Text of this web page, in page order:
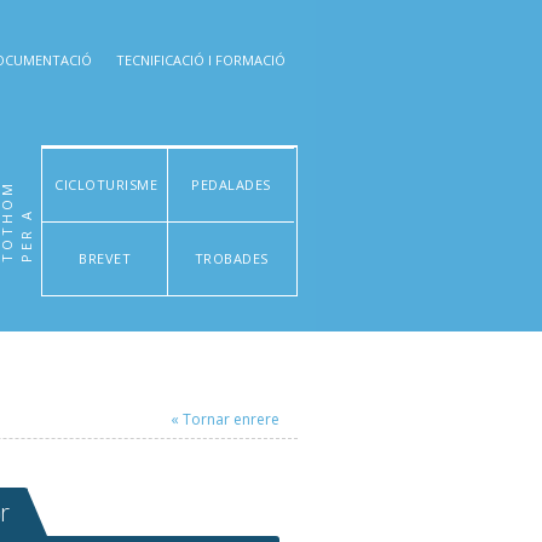
TECNIFICACIÓ I FORMACIÓ
P
E
R
A
T
O
T
H
O
M CICLOTURISME PEDALADES
BREVET TROBADES
« Tornar enrere